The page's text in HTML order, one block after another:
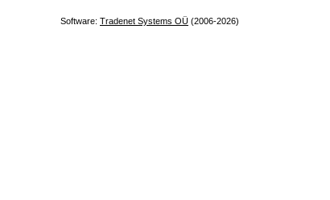
Software: Tradenet Systems OÜ (2006-2026)